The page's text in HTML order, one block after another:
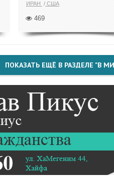
ИРАН США
469
ПОКАЗАТЬ ЕЩЁ В РАЗДЕЛЕ "В